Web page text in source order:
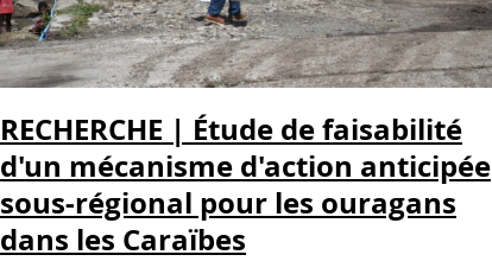
RECHERCHE | Étude de faisabilité
d'un mécanisme d'action anticipée
sous-régional pour les ouragans
dans les Caraïbes